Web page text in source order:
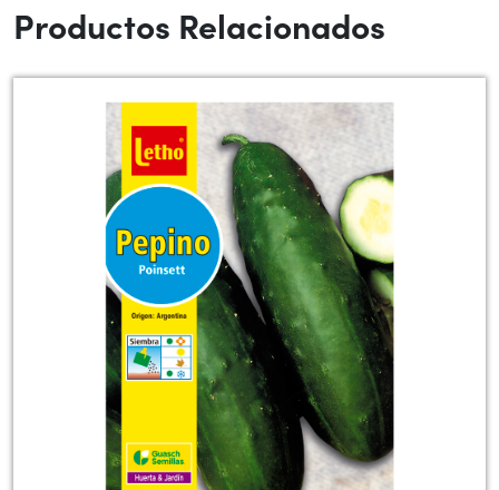
Productos Relacionados